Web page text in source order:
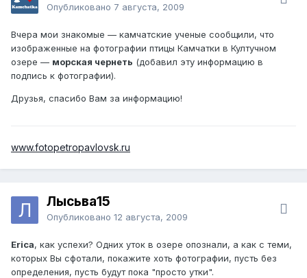
Опубликовано 7 августа, 2009
Вчера мои знакомые — камчатские ученые сообщили, что
изображенные на фотографии птицы Камчатки в Култучном
озере — морская чернеть (добавил эту информацию в
подпись к фотографии).
Друзья, спасибо Вам за информацию!
www.fotopetropavlovsk.ru
Лысьва15
Опубликовано 12 августа, 2009
Erica, как успехи? Одних уток в озере опознали, а как с теми,
которых Вы сфотали, покажите хоть фотографии, пусть без
определения, пусть будут пока "просто утки".